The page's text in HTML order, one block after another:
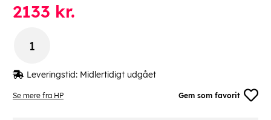
Se mere fra HP Gem som favorit
2133 kr.
Leveringstid: Midlertidigt udgået